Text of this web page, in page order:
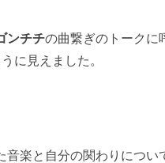
ンチチの曲繋ぎのトークに
に見えました。
楽と自分の関わりについ